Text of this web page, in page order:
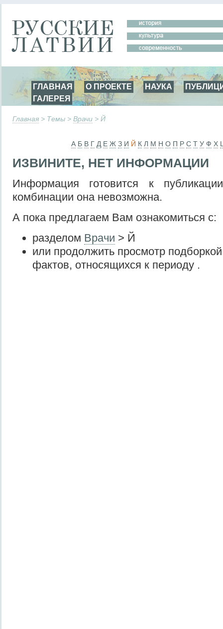
ГЛАВНАЯ О ПРОЕКТЕ НАУКА
ГАЛЕРЕЯ
Главная > Темы > Врачи > Й
А Б В Г Д Е Ж З И Й К Л М Н О П Р С Т У Ф Х
ИЗВИНИТЕ, НЕТ ИНФОРМАЦИИ
Информация готовится к
комбинации она невозможна.
А пока предлагаем Вам ознакомиться с:
разделом Врачи > Й
или продолжить просмотр подборкой
фактов, относящихся к периоду .